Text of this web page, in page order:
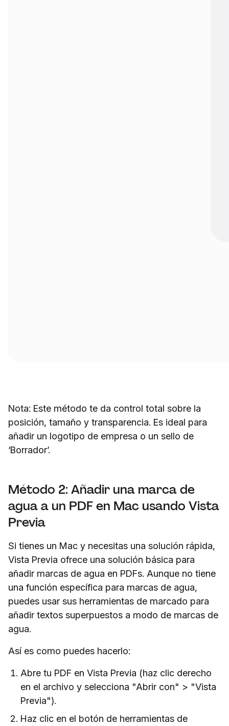
Nota: Este método te da control total sobre la
posición, tamaño y transparencia. Es ideal para
añadir un logotipo de empresa o un sello de
‘Borrador’.
Método 2: Añadir una marca de
agua a un PDF en Mac usando Vista
Previa
Si tienes un Mac y necesitas una solución rápida,
Vista Previa ofrece una solución básica para
añadir marcas de agua en PDFs. Aunque no tiene
una función específica para marcas de agua,
puedes usar sus herramientas de marcado para
añadir textos superpuestos a modo de marcas de
agua.
Así es como puedes hacerlo:
Abre tu PDF en Vista Previa (haz clic derecho
en el archivo y selecciona "Abrir con" > "Vista
Previa").
Haz clic en el botón de herramientas de